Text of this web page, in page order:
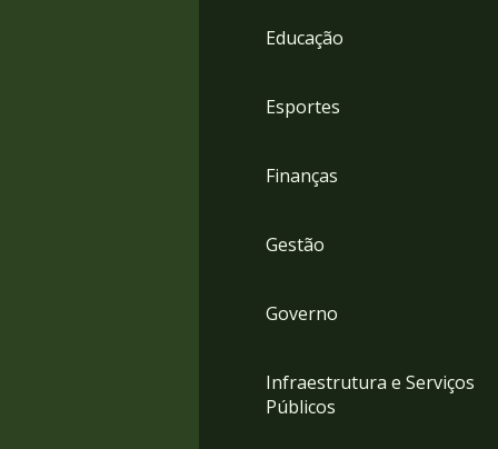
Educação
Esportes
Finanças
Gestão
Governo
Infraestrutura e Serviços
Públicos